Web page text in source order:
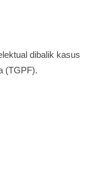
dibalik kasus
(TGPF).